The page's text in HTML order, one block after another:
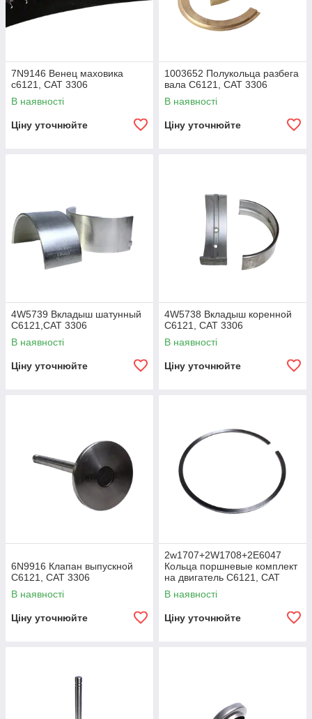
7N9146 Венец маховика
c6121, CAT 3306
В наявності
Ціну уточнюйте
1003652 Полукольца разбега
вала C6121, CAT 3306
В наявності
Ціну уточнюйте
4W5739 Вкладыш шатунный
C6121,CAT 3306
В наявності
Ціну уточнюйте
4W5738 Вкладыш коренной
C6121, CAT 3306
В наявності
Ціну уточнюйте
6N9916 Клапан выпускной
C6121, CAT 3306
В наявності
Ціну уточнюйте
2w1707+2W1708+2E6047
Кольца поршневые комплект
на двигатель C6121, CAT
3306
В наявності
Ціну уточнюйте